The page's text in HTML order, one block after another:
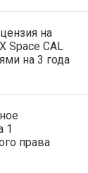
на
Space CAL
на 3 года
1
права